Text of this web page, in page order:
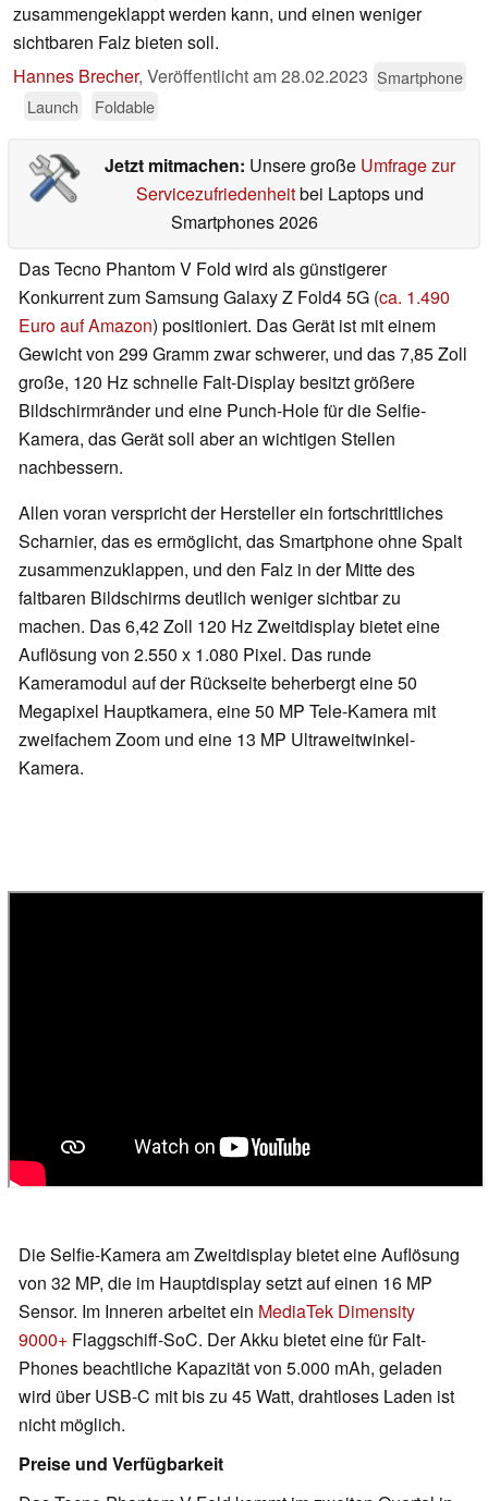
zusammengeklappt werden kann, und einen weniger
sichtbaren Falz bieten soll.
Hannes Brecher, Veröffentlicht am28.02.2023 Smartphone
Launch
Foldable
Jetzt mitmachen: Unsere große Umfrage zur
Servicezufriedenheitbei Laptops und
Smartphones 2026
Das Tecno Phantom V Fold wird als günstigerer
Konkurrent zum Samsung Galaxy Z Fold4 5G (ca. 1.490
Euro auf Amazon) positioniert. Das Gerät ist mit einem
Gewicht von 299 Gramm zwar schwerer, und das 7,85 Zoll
große, 120 Hz schnelle Falt-Display besitzt größere
Bildschirmränder und eine Punch-Hole für die Selfie-
Kamera, das Gerät soll aber an wichtigen Stellen
nachbessern.
Allen voran verspricht der Hersteller ein fortschrittliches
Scharnier, das es ermöglicht, das Smartphone ohne Spalt
zusammenzuklappen, und den Falz in der Mitte des
faltbaren Bildschirms deutlich weniger sichtbar zu
machen. Das 6,42 Zoll 120 Hz Zweitdisplay bietet eine
Auflösung von 2.550 x 1.080 Pixel. Das runde
Kameramodul auf der Rückseite beherbergt eine 50
Megapixel Hauptkamera, eine 50 MP Tele-Kamera mit
zweifachem Zoom und eine 13 MP Ultraweitwinkel-
Kamera.
Die Selfie-Kamera am Zweitdisplay bietet eine Auflösung
von 32 MP, die im Hauptdisplay setzt auf einen 16 MP
Sensor. Im Inneren arbeitet ein MediaTek Dimensity
9000+ Flaggschiff-SoC. Der Akku bietet eine für Falt-
Phones beachtliche Kapazität von 5.000 mAh, geladen
wird über USB-C mit bis zu 45 Watt, drahtloses Laden ist
nicht möglich.
Preise und Verfügbarkeit